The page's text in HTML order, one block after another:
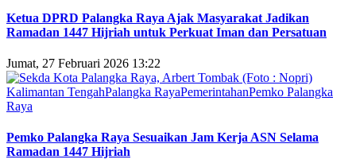
Ketua DPRD Palangka Raya Ajak Masyarakat Jadikan
Ramadan 1447 Hijriah untuk Perkuat Iman dan Persatuan
Jumat, 27 Februari 2026 13:22
Kalimantan TengahPalangka RayaPemerintahanPemko Palangka
Raya
Pemko Palangka Raya Sesuaikan Jam Kerja ASN Selama
Ramadan 1447 Hijriah